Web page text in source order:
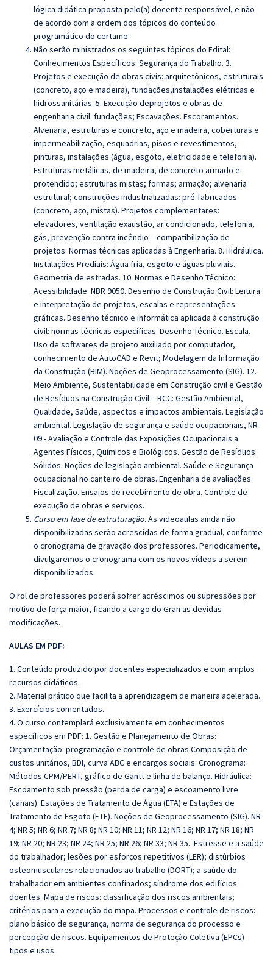
lógica didática proposta pelo(a) docente responsável, e não
de acordo com a ordem dos tópicos do conteúdo
programático do certame.
Não serão ministrados os seguintes tópicos do Edital:
Conhecimentos Específicos: Segurança do Trabalho. 3.
Projetos e execução de obras civis: arquitetônicos, estruturais
(concreto, aço e madeira), fundações,instalações elétricas e
hidrossanitárias. 5. Execução deprojetos e obras de
engenharia civil: fundações; Escavações. Escoramentos.
Alvenaria, estruturas e concreto, aço e madeira, coberturas e
impermeabilização, esquadrias, pisos e revestimentos,
pinturas, instalações (água, esgoto, eletricidade e telefonia).
Estruturas metálicas, de madeira, de concreto armado e
protendido; estruturas mistas; formas; armação; alvenaria
estrutural; construções industrializadas: pré-fabricados
(concreto, aço, mistas). Projetos complementares:
elevadores, ventilação exaustão, ar condicionado, telefonia,
gás, prevenção contra incêndio – compatibilização de
projetos. Normas técnicas aplicadas à Engenharia. 8. Hidráulica.
Instalações Prediais: Água fria, esgoto e águas pluviais.
Geometria de estradas. 10. Normas e Desenho Técnico:
Acessibilidade: NBR 9050. Desenho de Construção Civil: Leitura
e interpretação de projetos, escalas e representações
gráficas. Desenho técnico e informática aplicada à construção
civil: normas técnicas específicas. Desenho Técnico. Escala.
Uso de softwares de projeto auxiliado por computador,
conhecimento de AutoCAD e Revit; Modelagem da Informação
da Construção (BIM). Noções de Geoprocessamento (SIG). 12.
Meio Ambiente, Sustentabilidade em Construção civil e Gestão
de Resíduos na Construção Civil – RCC: Gestão Ambiental,
Qualidade, Saúde, aspectos e impactos ambientais. Legislação
ambiental. Legislação de segurança e saúde ocupacionais, NR-
09 - Avaliação e Controle das Exposições Ocupacionais a
Agentes Físicos, Químicos e Biológicos. Gestão de Resíduos
Sólidos. Noções de legislação ambiental. Saúde e Segurança
ocupacional no canteiro de obras. Engenharia de avaliações.
Fiscalização. Ensaios de recebimento de obra. Controle de
execução de obras e serviços.
Curso em fase de estruturação.As videoaulas ainda não
disponibilizadas serão acrescidas de forma gradual, conforme
o cronograma de gravação dos professores. Periodicamente,
divulgaremos o cronograma com os novos vídeos a serem
disponibilizados.
O rol de professores poderá sofrer acréscimos ou supressões por
motivo de força maior, ficando a cargo do Gran as devidas
modificações.
AULAS EM PDF:
1. Conteúdo produzido por docentes especializados e com amplos
recursos didáticos.
2. Material prático que facilita a aprendizagem de maneira acelerada.
3. Exercícios comentados.
4. O curso contemplará exclusivamente em conhecimentos
específicos em PDF: 1. Gestão e Planejamento de Obras:
Orçamentação: programação e controle de obras Composição de
custos unitários, BDI, curva ABC e encargos sociais. Cronograma:
Métodos CPM/PERT, gráfico de Gantt e linha de balanço. Hidráulica:
Escoamento sob pressão (perda de carga) e escoamento livre
(canais). Estações de Tratamento de Água (ETA) e Estações de
Tratamento de Esgoto (ETE). Noções de Geoprocessamento (SIG). NR
4; NR 5; NR 6; NR 7; NR 8; NR 10; NR 11; NR 12; NR 16; NR 17; NR 18; NR
19; NR 20; NR 23; NR 24; NR 25; NR 26; NR 33; NR 35. Estresse e a saúde
do trabalhador; lesões por esforços repetitivos (LER); distúrbios
osteomusculares relacionados ao trabalho (DORT); a saúde do
trabalhador em ambientes confinados; síndrome dos edifícios
doentes. Mapa de riscos: classificação dos riscos ambientais;
critérios para a execução do mapa. Processos e controle de riscos:
plano básico de segurança, norma de segurança do processo e
percepção de riscos. Equipamentos de Proteção Coletiva (EPCs) -
tipos e usos.